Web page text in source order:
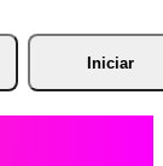
Iniciar